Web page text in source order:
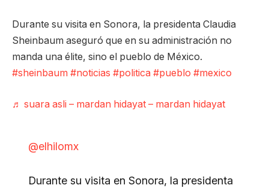
Durante su visita en Sonora, la presidenta Claudia
Sheinbaum aseguró que en su administración no
manda una élite, sino el pueblo de México.
#sheinbaum #noticias #politica #pueblo #mexico
♬ suara asli – mardan hidayat – mardan hidayat
@elhilomx
Durante su visita en Sonora, la presidenta